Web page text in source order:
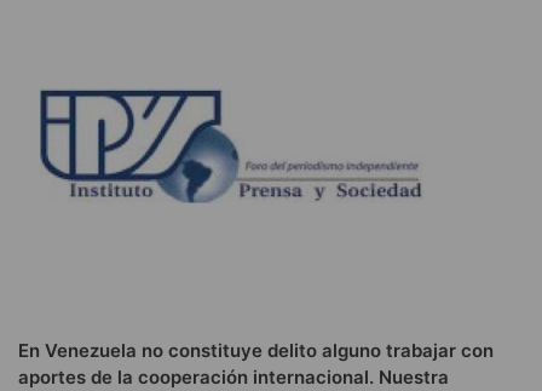
En Venezuela no constituye delito alguno trabajar con
aportes de la cooperación internacional. Nuestra